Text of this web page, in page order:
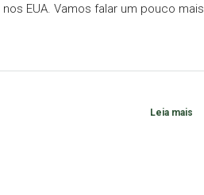
EUA. Vamos falar um pouco mais
Leia mais